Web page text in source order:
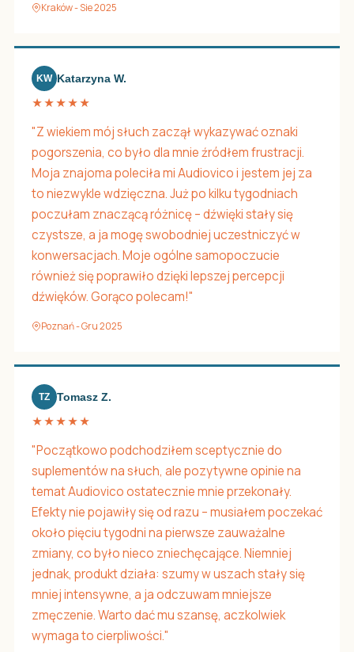
Kraków - Sie 2025
KW Katarzyna W.
★★★★★
"Z wiekiem mój słuch zaczął wykazywać oznaki
pogorszenia, co było dla mnie źródłem frustracji.
Moja znajoma poleciła mi Audiovico i jestem jej za
to niezwykle wdzięczna. Już po kilku tygodniach
poczułam znaczącą różnicę – dźwięki stały się
czystsze, a ja mogę swobodniej uczestniczyć w
konwersacjach. Moje ogólne samopoczucie
również się poprawiło dzięki lepszej percepcji
dźwięków. Gorąco polecam!"
Poznań - Gru 2025
TZ Tomasz Z.
★★★★★
"Początkowo podchodziłem sceptycznie do
suplementów na słuch, ale pozytywne opinie na
temat Audiovico ostatecznie mnie przekonały.
Efekty nie pojawiły się od razu – musiałem poczekać
około pięciu tygodni na pierwsze zauważalne
zmiany, co było nieco zniechęcające. Niemniej
jednak, produkt działa: szumy w uszach stały się
mniej intensywne, a ja odczuwam mniejsze
zmęczenie. Warto dać mu szansę, aczkolwiek
wymaga to cierpliwości."